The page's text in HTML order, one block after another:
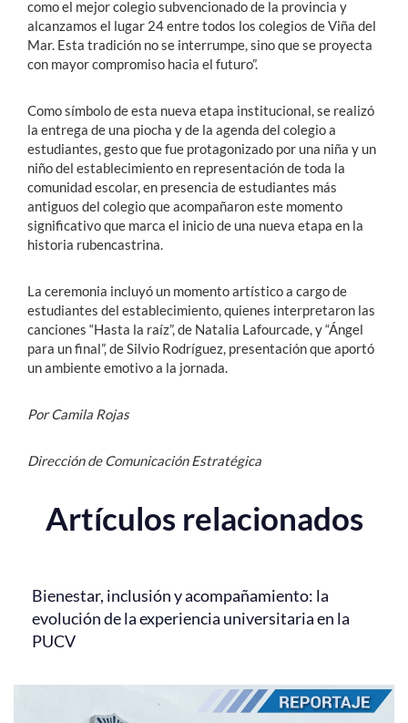
como el mejor colegio subvencionado de la provincia y
alcanzamos el lugar 24 entre todos los colegios de Viña del
Mar. Esta tradición no se interrumpe, sino que se proyecta
con mayor compromiso hacia el futuro”.
Como símbolo de esta nueva etapa institucional, se realizó
la entrega de una piocha y de la agenda del colegio a
estudiantes, gesto que fue protagonizado por una niña y un
niño del establecimiento en representación de toda la
comunidad escolar, en presencia de estudiantes más
antiguos del colegio que acompañaron este momento
significativo que marca el inicio de una nueva etapa en la
historia rubencastrina.
La ceremonia incluyó un momento artístico a cargo de
estudiantes del establecimiento, quienes interpretaron las
canciones “Hasta la raíz”, de Natalia Lafourcade, y “Ángel
para un final”, de Silvio Rodríguez, presentación que aportó
un ambiente emotivo a la jornada.
Por Camila Rojas
Dirección de Comunicación Estratégica
Artículos relacionados